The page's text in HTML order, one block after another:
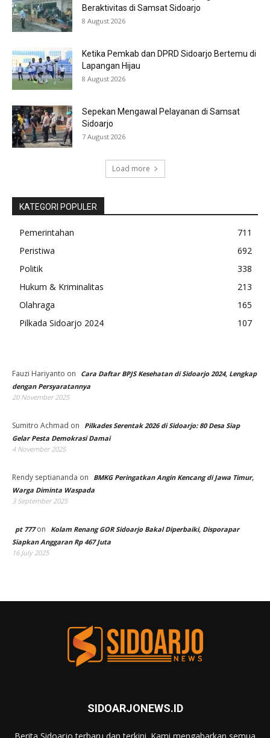
Beraktivitas di Samsat Sidoarjo
8 August 2026
Ketika Pemkab dan DPRD Sidoarjo Bertemu di
Lapangan Hijau
8 August 2026
Sepekan Mengawal Pelayanan di Samsat
Sidoarjo
7 August 2026
Load more
KATEGORI POPULER
Pemerintahan
711
Peristiwa
692
Politik
338
Hukum & Kriminalitas
213
Olahraga
165
Pilkada Sidoarjo 2024
107
Fauzi Hariyanto on
Cara Daftar BPJS Kesehatan di Sidoarjo 2024, Lengkap
dengan Persyaratannya
20 November 2025
Sumitro Achmad on
Pilkades Serentak 2026 di Sidoarjo: 80 Desa Siap
Gelar Pesta Demokrasi Damai
4 November 2025
Rendy septiananda on
BMKG Peringatkan Angin Kencang di Jawa Timur,
Warga Diminta Waspada
3 September 2025
pt 777on
Kolam Renang GOR Sidoarjo Bakal Diperbaiki, Disporapar
Siapkan Anggaran Rp 467 Juta
16 July 2025
SIDOARJONEWS.ID